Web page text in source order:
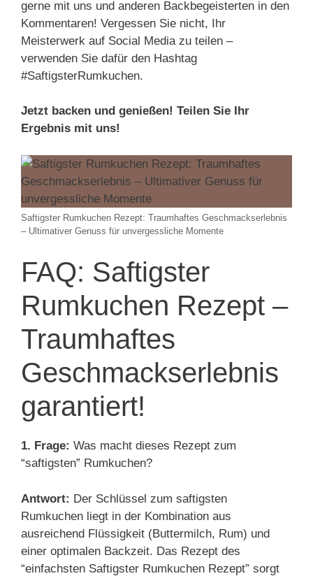
gerne mit uns und anderen Backbegeisterten in den
Kommentaren! Vergessen Sie nicht, Ihr
Meisterwerk auf Social Media zu teilen –
verwenden Sie dafür den Hashtag
#SaftigsterRumkuchen.
Jetzt backen und genießen! Teilen Sie Ihr
Ergebnis mit uns!
Saftigster Rumkuchen Rezept: Traumhaftes Geschmackserlebnis
– Ultimativer Genuss für unvergessliche Momente
FAQ: Saftigster
Rumkuchen Rezept –
Traumhaftes
Geschmackserlebnis
garantiert!
1. Frage: Was macht dieses Rezept zum
“saftigsten” Rumkuchen?
Antwort: Der Schlüssel zum saftigsten
Rumkuchen liegt in der Kombination aus
ausreichend Flüssigkeit (Buttermilch, Rum) und
einer optimalen Backzeit. Das Rezept des
“einfachsten Saftigster Rumkuchen Rezept” sorgt